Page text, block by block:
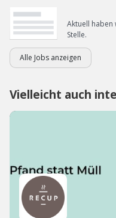
Aktuell haben
Stelle.
Alle Jobs anzeigen
Vielleicht auch